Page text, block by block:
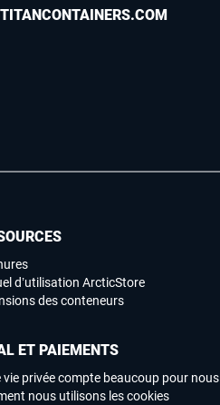
d’utilisation ArcticStore
des conteneurs
ET PAIEMENTS
vie privée compte beaucoup pour nous
nous utilisons les cookies